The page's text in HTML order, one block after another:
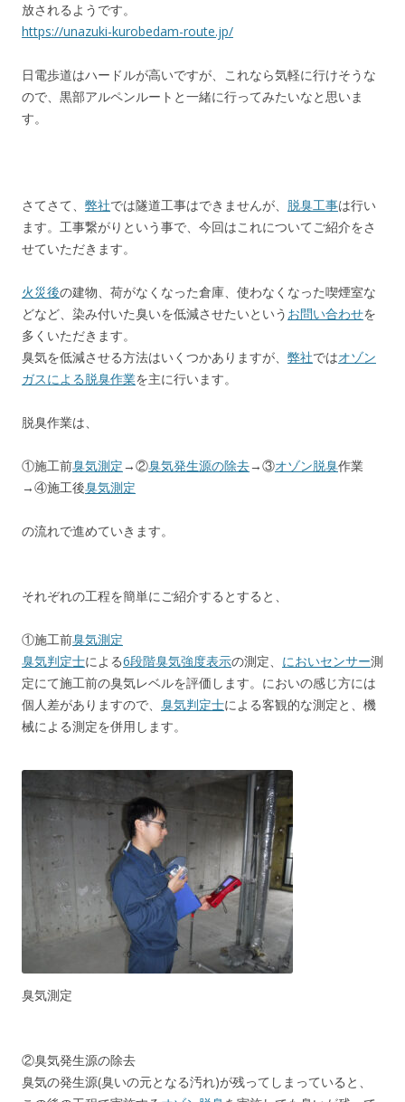
放されるようです。
https://unazuki-kurobedam-route.jp/
日電歩道はハードルが高いですが、これなら気軽に行けそうな
ので、黒部アルペンルートと一緒に行ってみたいなと思いま
す。
さてさて、 弊社では隧道工事はできませんが、 脱臭工事は行い
ます。工事繋がりという事で、今回はこれについてご紹介をさ
せていただきます。
火災後の建物、荷がなくなった倉庫、使わなくなった喫煙室な
どなど、染み付いた臭いを低減させたいという お問い合わせを
多くいただきます。
臭気を低減させる方法はいくつかありますが、 弊社ではオゾン
ガスによる脱臭作業を主に行います。
脱臭作業は、
①施工前臭気測定→②臭気発生源の除去→③オゾン脱臭作業
→④施工後臭気測定
の流れで進めていきます。
それぞれの工程を簡単にご紹介するとすると、
①施工前臭気測定
臭気判定士による6段階臭気強度表示の測定、 においセンサー測
定にて施工前の臭気レベルを評価します。においの感じ方には
個人差がありますので、 臭気判定士による客観的な測定と、機
械による測定を併用します。
臭気測定
②臭気発生源の除去
臭気の発生源(臭いの元となる汚れ)が残ってしまっていると、